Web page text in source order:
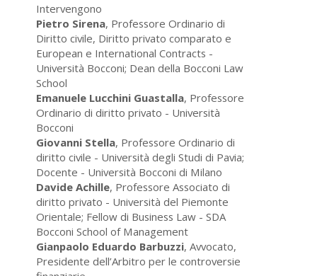
Intervengono
Pietro Sirena, Professore Ordinario di
Diritto civile, Diritto privato comparato e
European e International Contracts -
Università Bocconi; Dean della Bocconi Law
School
Emanuele Lucchini Guastalla, Professore
Ordinario di diritto privato - Università
Bocconi
Giovanni Stella, Professore Ordinario di
diritto civile - Università degli Studi di Pavia;
Docente - Università Bocconi di Milano
Davide Achille, Professore Associato di
diritto privato - Università del Piemonte
Orientale; Fellow di Business Law - SDA
Bocconi School of Management
Gianpaolo Eduardo Barbuzzi, Avvocato,
Presidente dell’Arbitro per le controversie